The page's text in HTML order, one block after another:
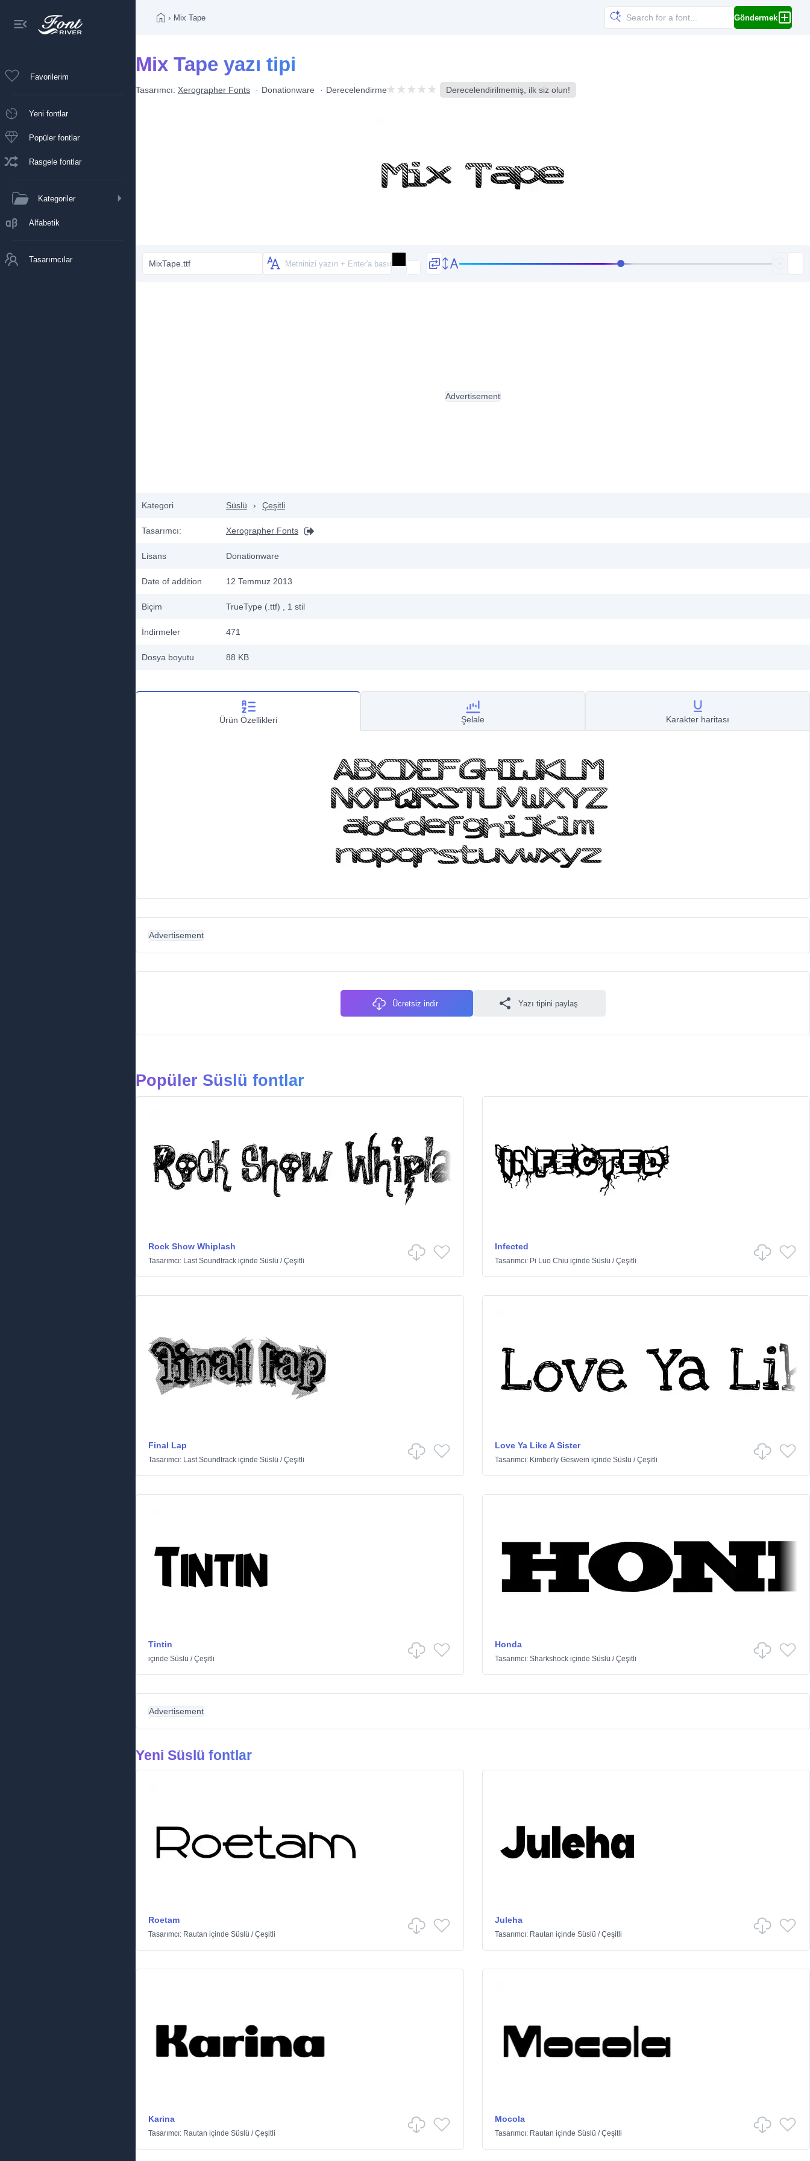
Favorilerim
Yeni fontlar
Popüler fontlar
Rasgele fontlar
Kategoriler
Alfabetik
Tasarımcılar
› Mix Tape Göndermek
Mix Tape yazı tipi
Tasarımcı: Xerographer Fonts Donationware Derecelendirme Derecelendirilmemiş, ilk siz olun!
MixTape.ttf
Kategori Süslü › Çeşitli
Tasarımcı: Xerographer Fonts
Lisans Donationware
Date of addition 12 Temmuz 2013
Biçim TrueType (.ttf) , 1 stil
İndirmeler 471
Dosya boyutu 88 KB
Advertisement
Ürün Özellikleri Şelale Karakter haritası
Advertisement
Ücretsiz indir Yazı tipini paylaş
Popüler Süslü fontlar
Rock Show Whiplash
Tasarımcı: Last Soundtrack içinde Süslü /Çeşitli
Infected
Tasarımcı: Pi Luo Chiu içinde Süslü /Çeşitli
Final Lap
Tasarımcı: Last Soundtrack içinde Süslü /Çeşitli
Love Ya Like A Sister
Tasarımcı: Kimberly Geswein içinde Süslü /Çeşitli
Tintin
içinde Süslü /Çeşitli
Honda
Tasarımcı: Sharkshockiçinde Süslü /Çeşitli
Advertisement
Yeni Süslü fontlar
Roetam
Tasarımcı: Rautan içinde Süslü /Çeşitli
Juleha
Tasarımcı: Rautan içinde Süslü /Çeşitli
Karina
Tasarımcı: Rautan içinde Süslü /Çeşitli
Mocola
Tasarımcı: Rautan içinde Süslü /Çeşitli